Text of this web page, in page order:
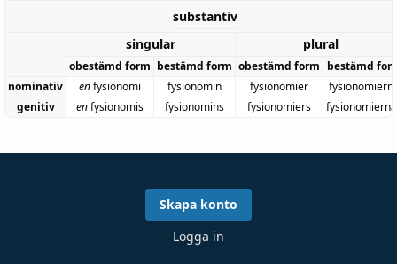
substantiv
singular
plural
obestämd form bestämd form obestämd form bestämd
nominativ
enfysionomi fysionomin fysionomier
genitiv
enfysionomis fysionomins fysionomiers
Skapa konto
Logga in